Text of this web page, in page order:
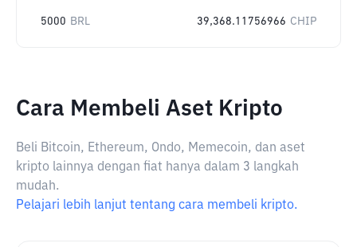
5000 BRL 39,368.11756966 CHIP
Cara Membeli Aset Kripto
Beli Bitcoin, Ethereum, Ondo, Memecoin, dan aset
kripto lainnya dengan fiat hanya dalam 3 langkah
mudah.
Pelajari lebih lanjut tentang cara membeli kripto.